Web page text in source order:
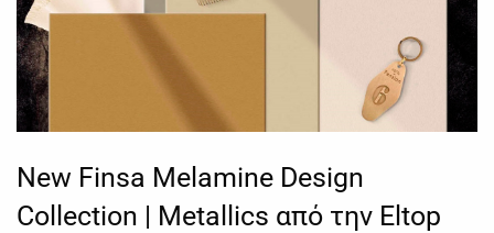
New Finsa Melamine Design
Collection | Metallics από την Eltop